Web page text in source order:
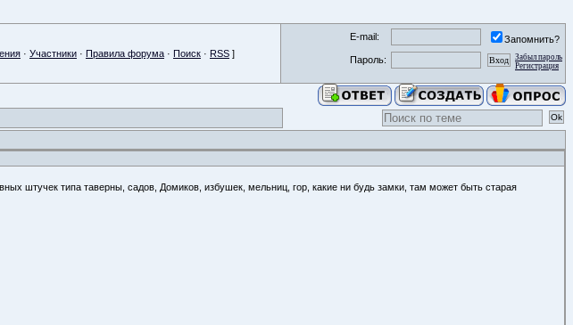
· Участники · Правила форума · Поиск · RSS ]
E-mail:
Запомнить?
Пароль:
Забыл пароль
Регистрация
штучек типа таверны, садов, Домиков, избушек, мельниц, гор, какие ни будь замки, там может быть старая